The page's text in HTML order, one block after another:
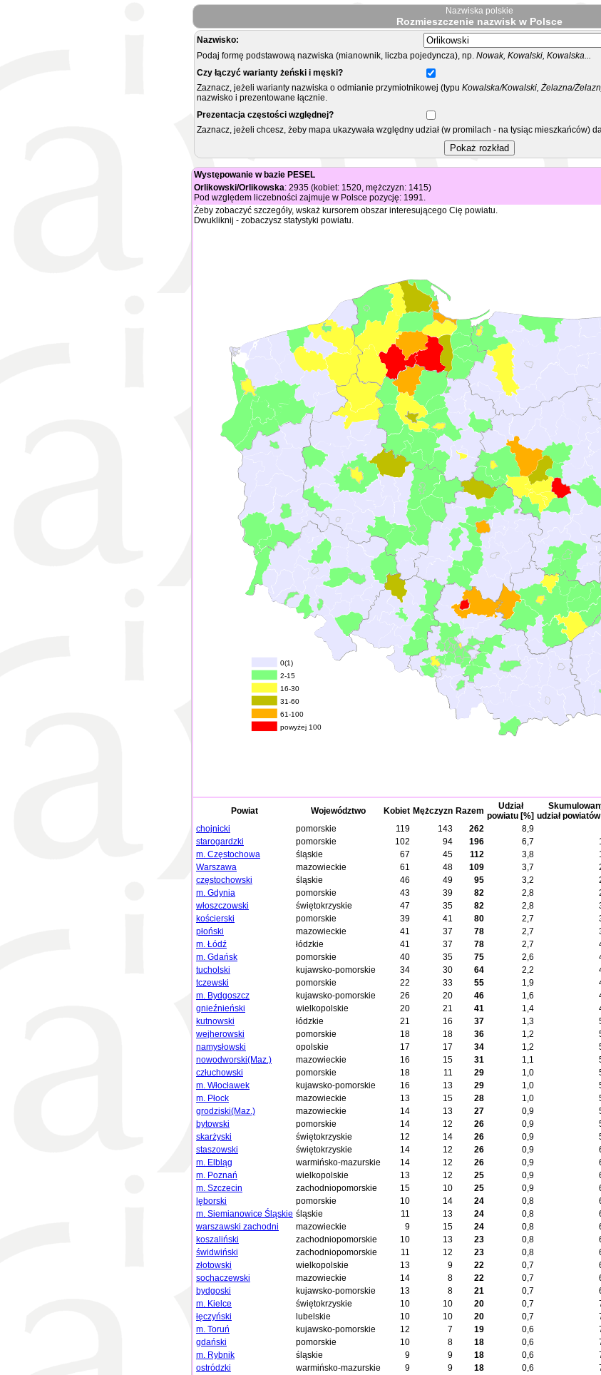
Nazwiska polskie
Rozmieszczenie nazwisk w Polsce
Nazwisko:
Podaj formę podstawową nazwiska (mianownik, liczba pojedyncza), np. Nowak, Kowalski, Kowalska...
Czy łączyć warianty żeński i męski?
Zaznacz, jeżeli warianty nazwiska o odmianie przymiotnikowej (typu Kowalska/Kowalski, Żelazna/
nazwisko i prezentowane łącznie.
Prezentacja częstości względnej?
Zaznacz, jeżeli chcesz, żeby mapa ukazywała względny udział (w promilach - na tysiąc mieszkańców)
Występowanie w bazie PESEL
Orlikowski/Orlikowska: 2935 (kobiet: 1520, mężczyzn: 1415)
Pod względem liczebności zajmuje w Polsce pozycję: 1991.
Żeby zobaczyć szczegóły, wskaż kursorem obszar interesującego Cię powiatu.
Dwukliknij - zobaczysz statystyki powiatu.
0(1)
2-15
16-30
31-60
61-100
powyżej 100
Powiat Województwo Kobiet Mężczyzn Razem
Udział
powiatu [%] udział
chojnicki
pomorskie 119 143 262 8,9
starogardzki
pomorskie 102 94 196 6,7
m. Częstochowa
śląskie 67 45 112 3,8
Warszawa
mazowieckie 61 48 109 3,7
częstochowski
śląskie 46 49 95 3,2
m. Gdynia
pomorskie 43 39 82 2,8
włoszczowski
świętokrzyskie 47 35 82 2,8
kościerski
pomorskie 39 41 80 2,7
płoński
mazowieckie 41 37 78 2,7
m. Łódź
łódzkie 41 37 78 2,7
m. Gdańsk
pomorskie 40 35 75 2,6
tucholski
kujawsko-pomorskie 34 30 64 2,2
tczewski
pomorskie 22 33 55 1,9
m. Bydgoszcz
kujawsko-pomorskie 26 20 46 1,6
gnieźnieński
wielkopolskie 20 21 41 1,4
kutnowski
łódzkie 21 16 37 1,3
wejherowski
pomorskie 18 18 36 1,2
namysłowski
opolskie 17 17 34 1,2
nowodworski(Maz.)
mazowieckie 16 15 31 1,1
człuchowski
pomorskie 18 11 29 1,0
m. Włocławek
kujawsko-pomorskie 16 13 29 1,0
m. Płock
mazowieckie 13 15 28 1,0
grodziski(Maz.)
mazowieckie 14 13 27 0,9
bytowski
pomorskie 14 12 26 0,9
skarżyski
świętokrzyskie 12 14 26 0,9
staszowski
świętokrzyskie 14 12 26 0,9
m. Elbląg
warmińsko-mazurskie 14 12 26 0,9
m. Poznań
wielkopolskie 13 12 25 0,9
m. Szczecin
zachodniopomorskie 15 10 25 0,9
lęborski
pomorskie 10 14 24 0,8
m. Siemianowice Śląskie śląskie 11 13 24 0,8
warszawski zachodni
mazowieckie 9 15 24 0,8
koszaliński
zachodniopomorskie 10 13 23 0,8
świdwiński
zachodniopomorskie 11 12 23 0,8
złotowski
wielkopolskie 13 9 22 0,7
sochaczewski
mazowieckie 14 8 22 0,7
bydgoski
kujawsko-pomorskie 13 8 21 0,7
m. Kielce
świętokrzyskie 10 10 20 0,7
łęczyński
lubelskie 10 10 20 0,7
m. Toruń
kujawsko-pomorskie 12 7 19 0,6
gdański
pomorskie 10 8 18 0,6
m. Rybnik
śląskie 9 9 18 0,6
ostródzki
warmińsko-mazurskie 9 9 18 0,6